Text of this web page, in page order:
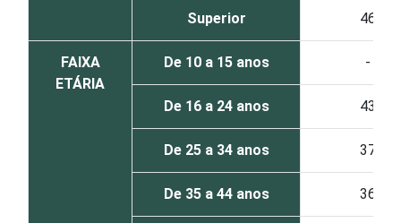
Superior 46
FAIXA
ETÁRIA
De 10 a 15 anos -
De 16 a 24 anos 43
De 25 a 34 anos 37
De 35 a 44 anos 36